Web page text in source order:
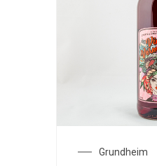
Grundheim